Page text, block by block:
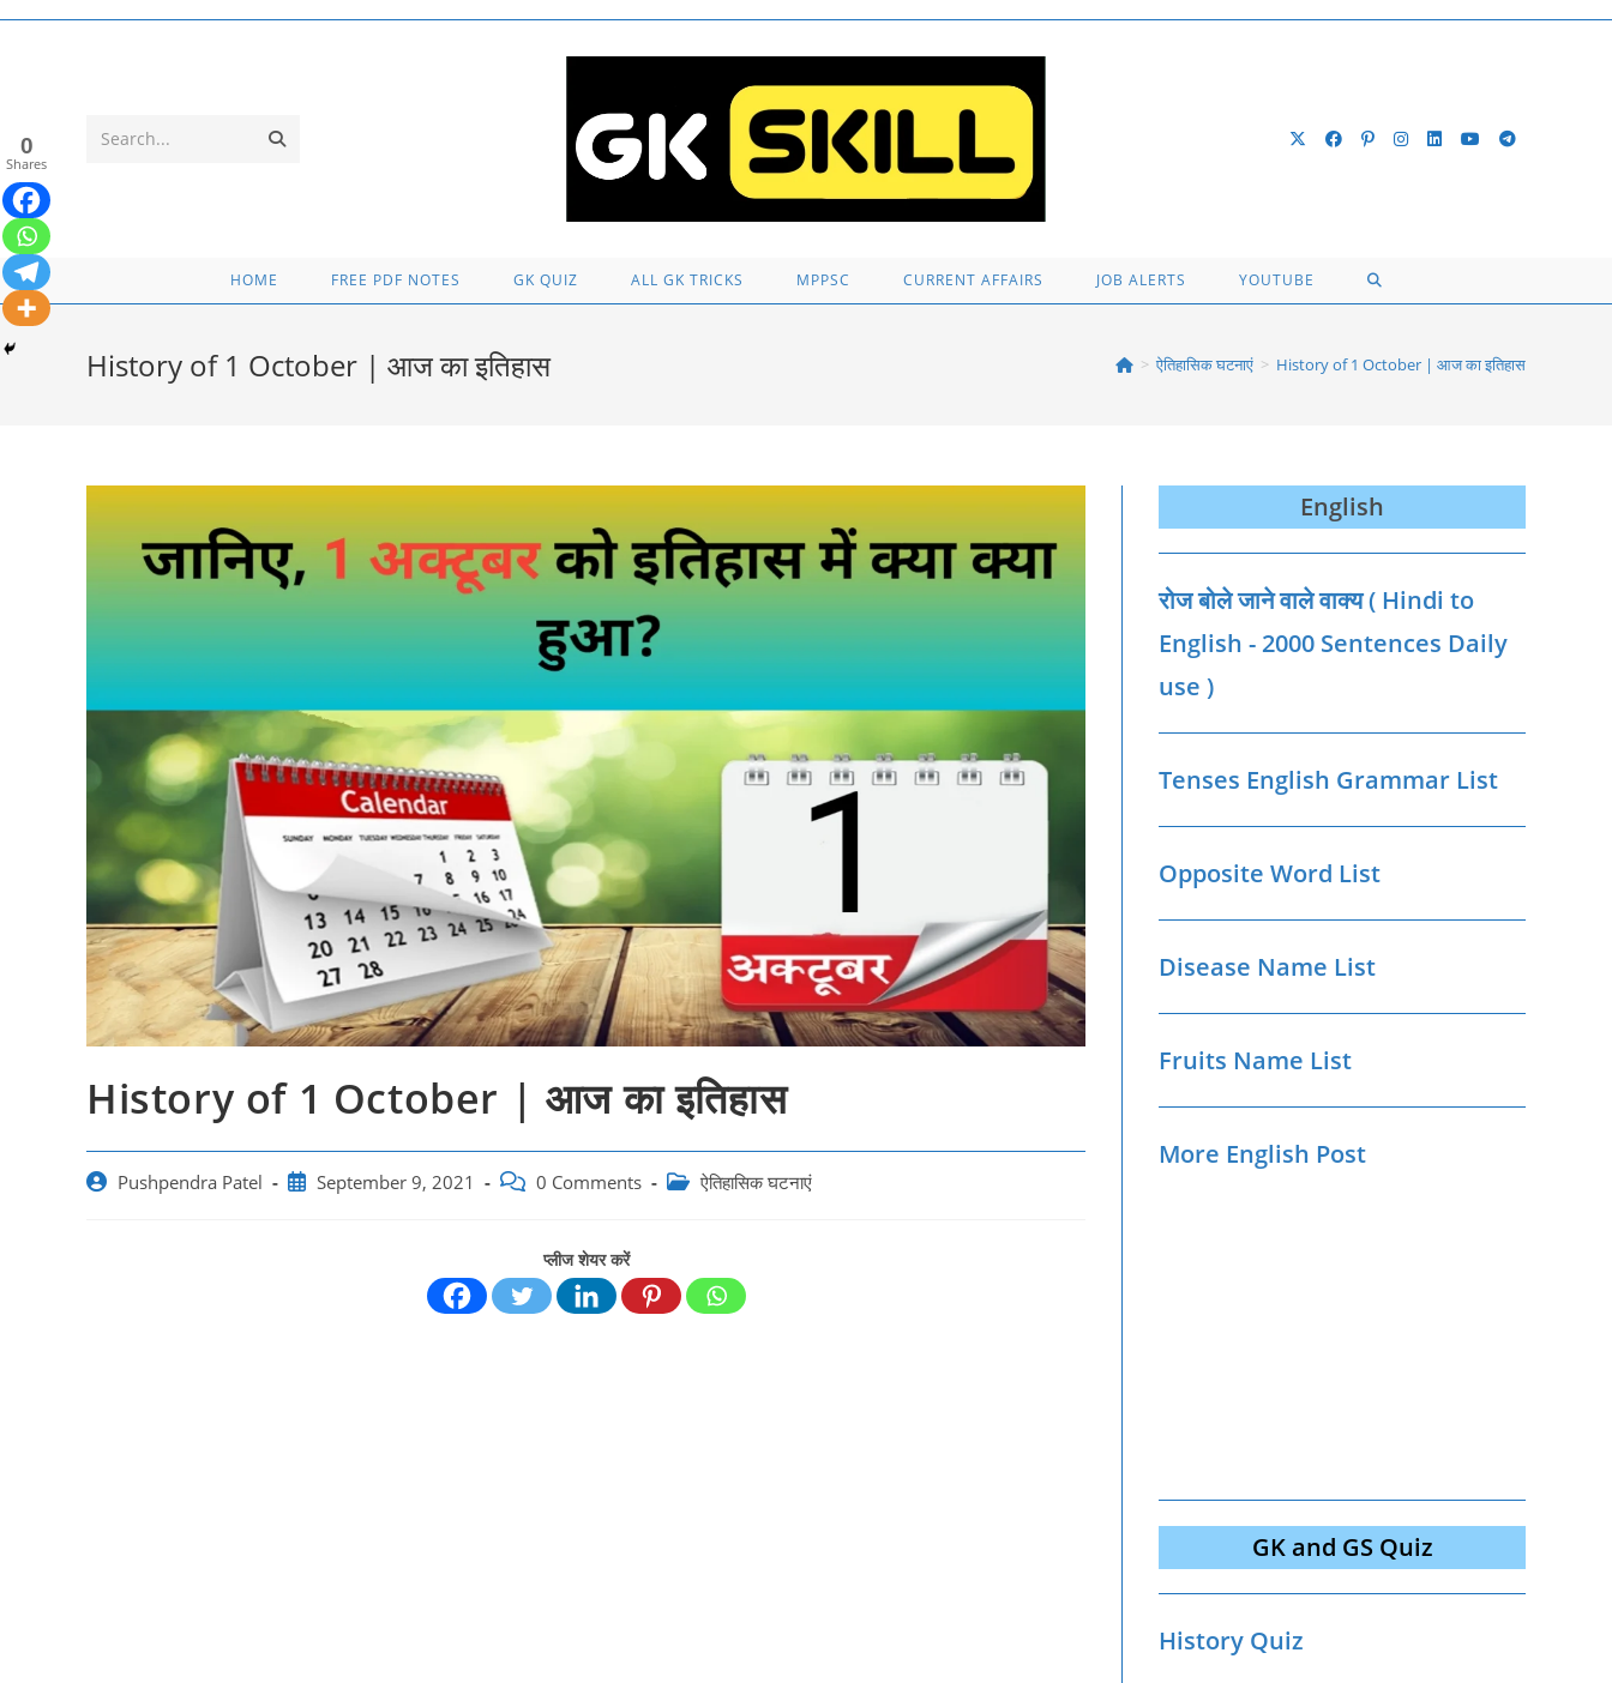
Skip
Search...
HOME FREE PDF NOTES GK QUIZ ALL GK TRICKS MPPSC CURRENT AFFAIRS JOB ALERTS YOUTUBE
TOGGLE
SEARCH
History of 1 October | आज का इतिहास > ऐतिहासिक घटनाएं > History of 1 October | आज का इतिहास
History of 1 October | आज का इतिहास
Post Pushpendra Patel
PostSeptember 9, 2021
Post 0 Comments
Post ऐतिहासिक घटनाएं
प्लीज शेयर करें
0
Shares
English
रोज बोले जाने वाले वाक्‍य ( Hindi to
English - 2000 Sentences Daily
use )
Tenses English Grammar List
Opposite Word List
Disease Name List
Fruits Name List
More English Post
GK and GS Quiz
History Quiz